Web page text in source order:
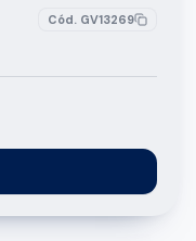
Cód. GV13269